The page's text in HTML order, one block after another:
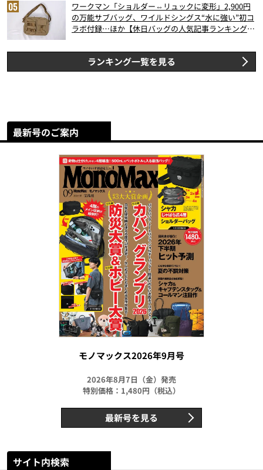
ワークマン「ショルダー⇔リュックに変形」2,900円
の万能サブバッグ、ワイルドシングス“水に強い”初コ
ラボ付録…ほか【休日バッグの人気記事ランキングベ
ランキング一覧を見る
最新号のご案内
モノマックス2026年9月号
2026年8月7日（金）発売
特別価格：1,480円（税込）
最新号を見る
サイト内検索